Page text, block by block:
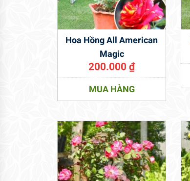
Hoa Hồng All American
Magic
200.000₫
MUA HÀNG